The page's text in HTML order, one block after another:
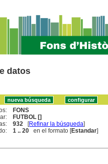
datos
FONS
FUTBOL []
932 [Refinar la búsqueda]
1 .. 20 en el formato [Estandar]